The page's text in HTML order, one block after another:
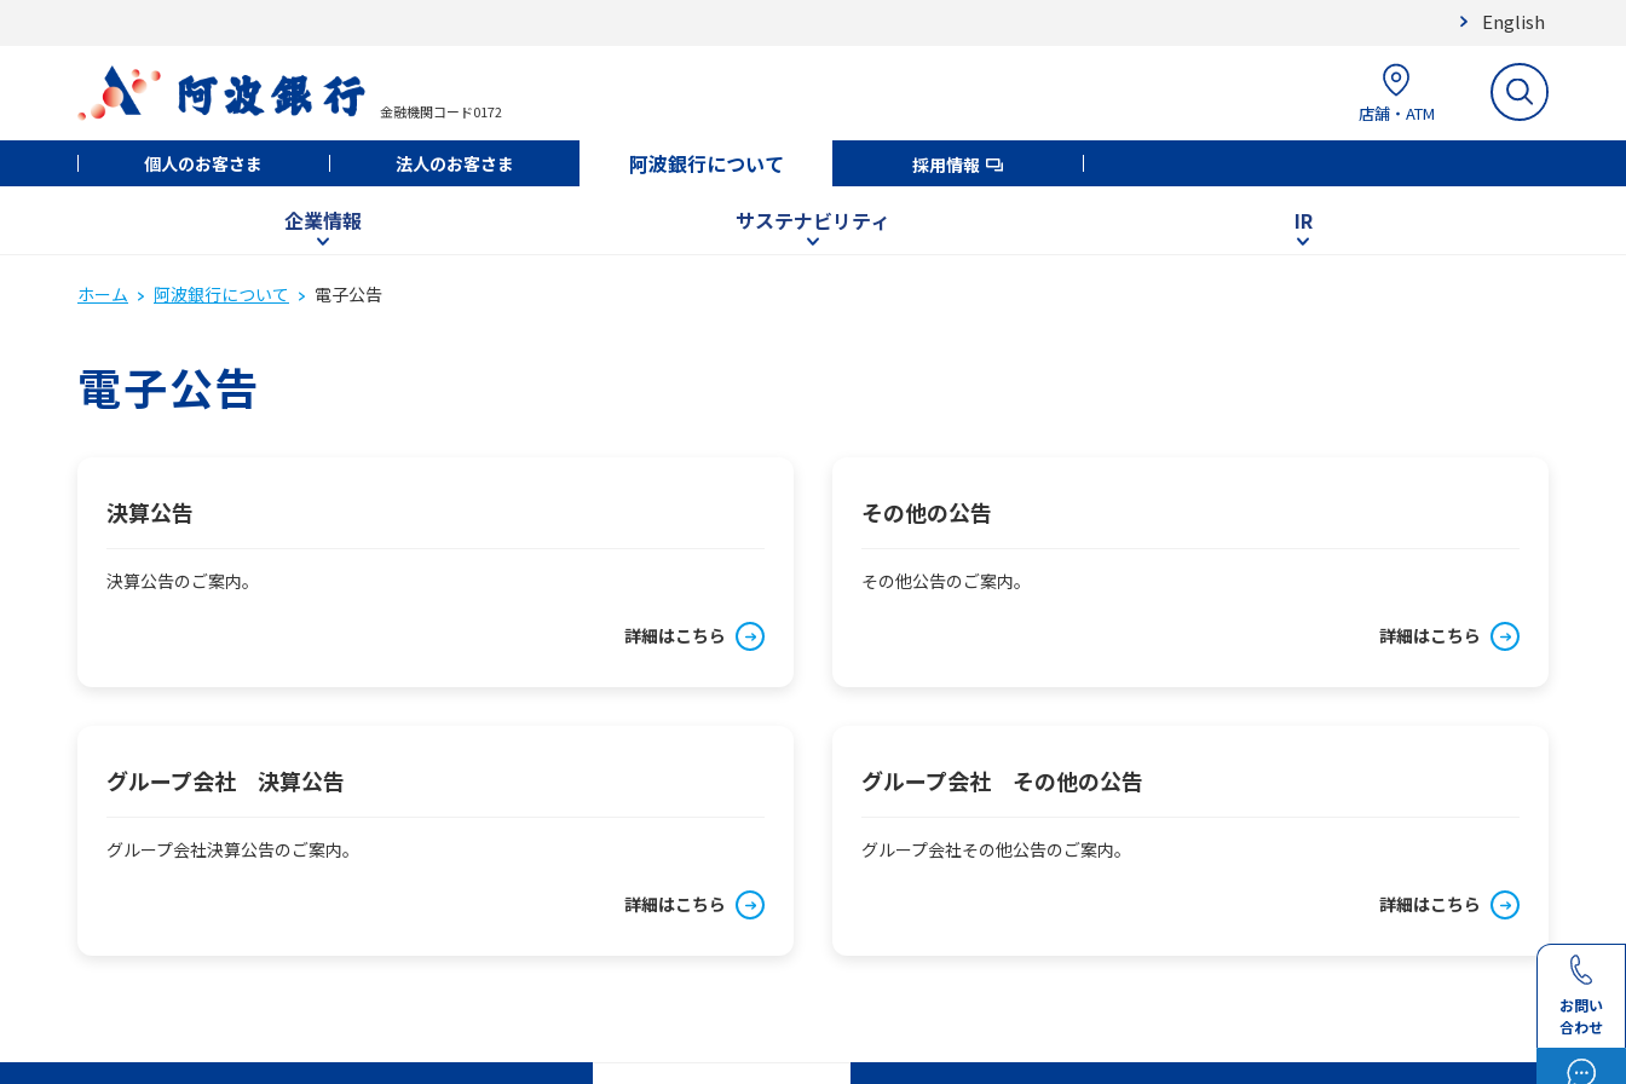
English
金融機関コード0172 店舗・ATM
個人のお客さま 法人のお客さま 阿波銀行について 採用情報
企業情報 サステナビリティ IR
お問い
合わせ
ホーム 阿波銀行について 電子公告
電子公告
決算公告
決算公告のご案内。
詳細はこちら
その他の公告
その他公告のご案内。
詳細はこちら
グループ会社 決算公告
グループ会社決算公告のご案内。
詳細はこちら
グループ会社 その他の公告
グループ会社その他公告のご案内。
詳細はこちら